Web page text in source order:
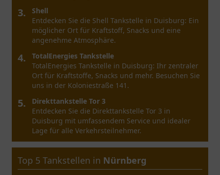
3.
Shell
Entdecken Sie die Shell Tankstelle in Duisburg: Ein
möglicher Ort für Kraftstoff, Snacks und eine
angenehme Atmosphäre.
4.
TotalEnergies Tankstelle
TotalEnergies Tankstelle in Duisburg: Ihr zentraler
Ort für Kraftstoffe, Snacks und mehr. Besuchen Sie
uns in der Koloniestraße 141.
5.
Direkttankstelle Tor 3
Entdecken Sie die Direkttankstelle Tor 3 in
Duisburg mit umfassendem Service und idealer
Lage für alle Verkehrsteilnehmer.
Top 5 Tankstellen in Nürnberg